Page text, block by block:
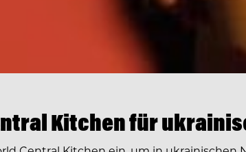
Kitchen für